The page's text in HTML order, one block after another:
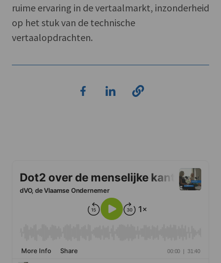
ruime ervaring in de vertaalmarkt, inzonderheid
op het stuk van de technische
vertaalopdrachten.